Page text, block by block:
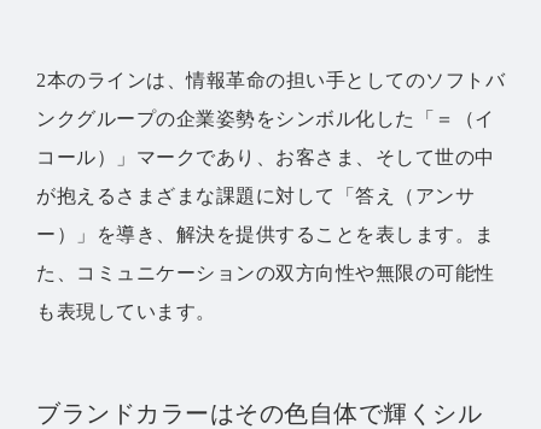
2本のラインは、情報革命の担い手としてのソフトバ
ンクグループの企業姿勢をシンボル化した「＝（イ
コール）」マークであり、お客さま、そして世の中
が抱えるさまざまな課題に対して「答え（アンサ
ー）」を導き、解決を提供することを表します。ま
た、コミュニケーションの双方向性や無限の可能性
も表現しています。
ブランドカラーはその色自体で輝くシル